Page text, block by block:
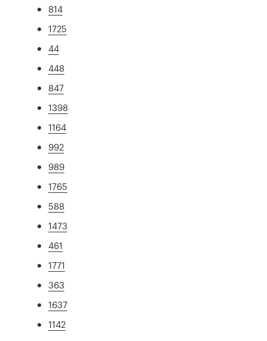
814
1725
44
448
847
1398
1164
992
989
1765
588
1473
461
1771
363
1637
1142